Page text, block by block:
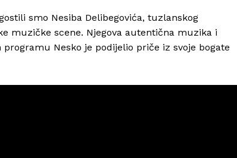
smo Nesiba Delibegovića, tuzlanskog
muzičke scene. Njegova autentična muzika i
Nesko je podijelio priče iz svoje bogate